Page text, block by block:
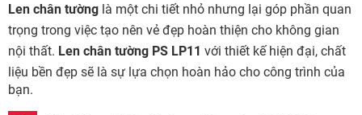
Len chân tường là một chi tiết nhỏ nhưng lại góp phần quan
trọng trong việc tạo nên vẻ đẹp hoàn thiện cho không gian
nội thất. Len chân tường PS LP11 với thiết kế hiện đại, chất
liệu bền đẹp sẽ là sự lựa chọn hoàn hảo cho công trình của
bạn.